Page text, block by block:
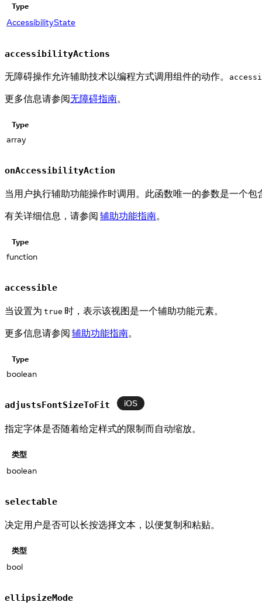
Type
AccessibilityState
accessibilityActions
无障碍操作允许辅助技术以编程方式调用组件的动作。
更多信息请参阅无障碍指南。
Type
array
onAccessibilityAction
当用户执行辅助功能操作时调用。此函数唯一的参数是一个
有关详细信息，请参阅 辅助功能指南。
Type
function
accessible
当设置为 true 时，表示该视图是一个辅助功能元素。
更多信息请参阅 辅助功能指南。
Type
boolean
adjustsFontSizeToFit iOS
指定字体是否随着给定样式的限制而自动缩放。
类型
boolean
selectable
决定用户是否可以长按选择文本，以便复制和粘贴。
类型
bool
ellipsizeMode